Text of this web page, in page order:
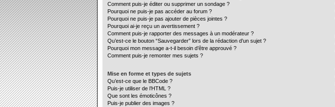
Comment puis-je éditer ou supprimer un sondage ?
Pourquoi ne puis-je pas accéder au forum ?
Pourquoi ne puis-je pas ajouter de pièces jointes ?
Pourquoi ai-je reçu un avertissement ?
Comment puis-je rapporter des messages à un modérateur ?
Qu’est-ce le bouton “Sauvegarder” lors de la rédaction d’un sujet ?
Pourquoi mon message a-t-il besoin d’être approuvé ?
Comment puis-je remonter mes sujets ?
Mise en forme et types de sujets
Qu’est-ce que le BBCode ?
Puis-je utiliser de l’HTML ?
Que sont les émoticônes ?
Puis-je publier des images ?